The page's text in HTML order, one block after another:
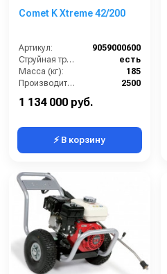
Comet K Xtreme 42/200
Артикул:
9059000600
Струйная трубка (копьё):
есть
Масса (кг):
185
Производительность (л/ч):
2500
1 134 000 руб.
⚡ В корзину